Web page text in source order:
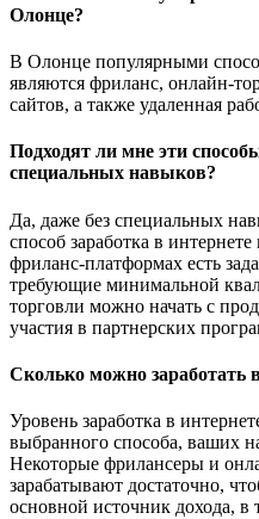
Олонце?
В Олонце популярными
являются фриланс, онлайн-
сайтов, а также удаленная
Подходят ли мне эти
специальных навыков?
Да, даже без специальных
способ заработка в
фриланс-платформах есть
требующие минимальной
торговли можно начать с
участия в партнерских
Сколько можно заработать
Уровень заработка в
выбранного способа, ваших
Некоторые фрилансеры и
зарабатывают достаточно,
основной источник дохода, в